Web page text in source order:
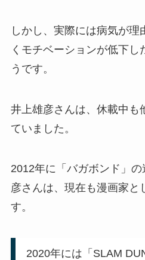
しかし、実際には病気が理
くモチベーションが低下し
うです。
井上雄彦さんは、休載中も
ていました。
2012年に「バガボンド」
彦さんは、現在も漫画家と
す。
2020年には「SLAM